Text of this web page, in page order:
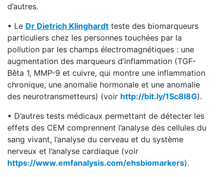
d’autres.
• Le Dr Dietrich Klinghardt teste des biomarqueurs
particuliers chez les personnes touchées par la
pollution par les champs électromagnétiques : une
augmentation des marqueurs d’inflammation (TGF-
Bêta 1, MMP-9 et cuivre, qui montre une inflammation
chronique, une anomalie hormonale et une anomalie
des neurotransmetteurs) (voir http://bit.ly/1Sc8I8G).
• D’autres tests médicaux permettant de détecter les
effets des CEM comprennent l’analyse des cellules du
sang vivant, l’analyse du cerveau et du système
nerveux et l’analyse cardiaque (voir
https://www.emfanalysis.com/ehsbiomarkers).